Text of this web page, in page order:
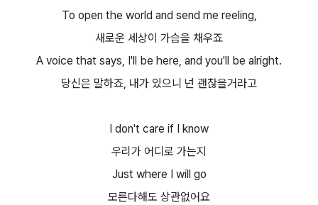
To open the world and send me reeling,
새로운 세상이 가슴을 채우죠
A voice that says, I'll be here, and you'll be alright.
당신은 말하죠, 내가 있으니 넌 괜찮을거라고
I don't care if I know
우리가 어디로 가는지
Just where I will go
모른다해도 상관없어요